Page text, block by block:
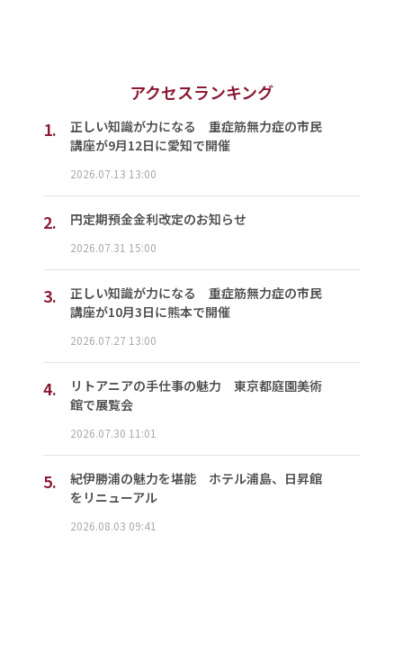
アクセスランキング
1.
正しい知識が力になる 重症筋無力症の市民
講座が9月12日に愛知で開催
2026.07.13 13:00
2. 円定期預金金利改定のお知らせ
2026.07.31 15:00
3.
正しい知識が力になる 重症筋無力症の市民
講座が10月3日に熊本で開催
2026.07.27 13:00
4.
リトアニアの手仕事の魅力 東京都庭園美術
館で展覧会
2026.07.30 11:01
5.
紀伊勝浦の魅力を堪能 ホテル浦島、日昇館
をリニューアル
2026.08.03 09:41